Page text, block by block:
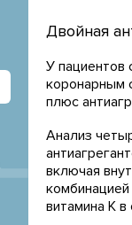
Двойная
У пациентов
коронарным
плюс
Анализ
включая
витамина К